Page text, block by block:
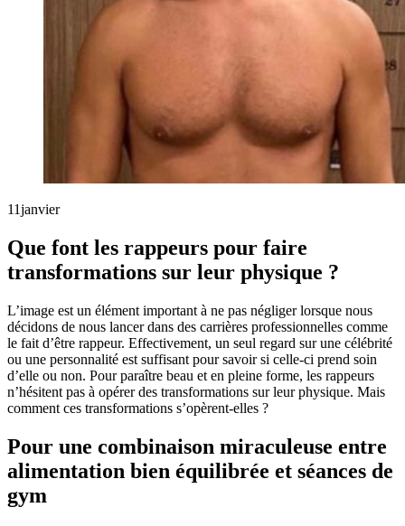
11janvier
Que font les rappeurs pour faire
transformations sur leur physique ?
L’image est un élément important à ne pas négliger lorsque nous
décidons de nous lancer dans des carrières professionnelles comme
le fait d’être rappeur. Effectivement, un seul regard sur une célébrité
ou une personnalité est suffisant pour savoir si celle-ci prend soin
d’elle ou non. Pour paraître beau et en pleine forme, les rappeurs
n’hésitent pas à opérer des transformations sur leur physique. Mais
comment ces transformations s’opèrent-elles ?
Pour une combinaison miraculeuse entre
alimentation bien équilibrée et séances de
gym